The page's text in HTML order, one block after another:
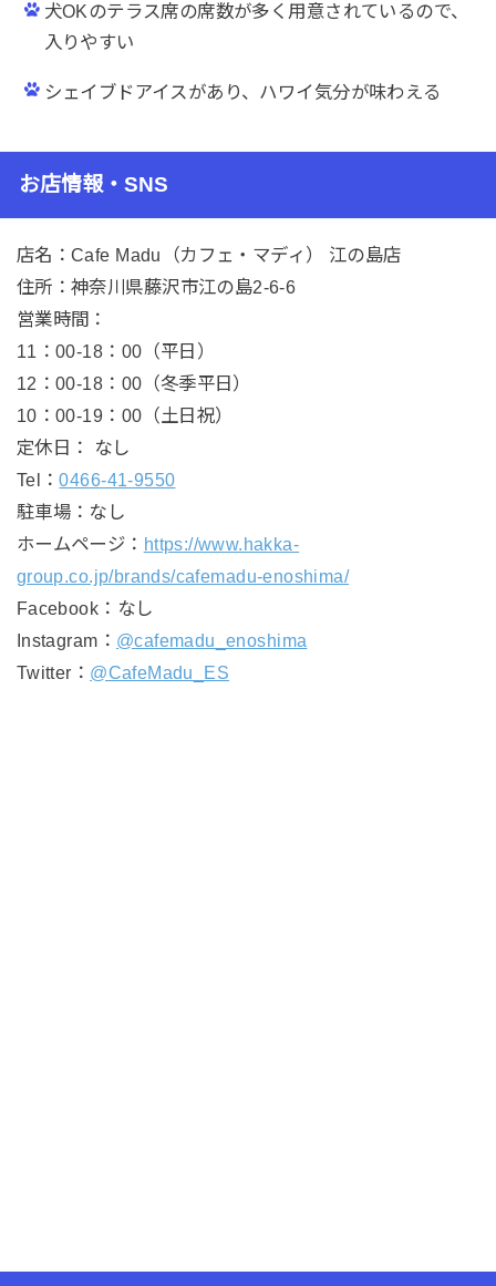
犬OKのテラス席の席数が多く用意されているので、
入りやすい
シェイブドアイスがあり、ハワイ気分が味わえる
お店情報・SNS
店名：Cafe Madu（カフェ・マディ） 江の島店
住所：神奈川県藤沢市江の島2-6-6
営業時間：
11：00-18：00（平日）
12：00-18：00（冬季平日）
10：00-19：00（土日祝）
定休日： なし
Tel：0466-41-9550
駐車場：なし
ホームページ： https://www.hakka-
group.co.jp/brands/cafemadu-enoshima/
Facebook：なし
Instagram： @cafemadu_enoshima
Twitter： @CafeMadu_ES